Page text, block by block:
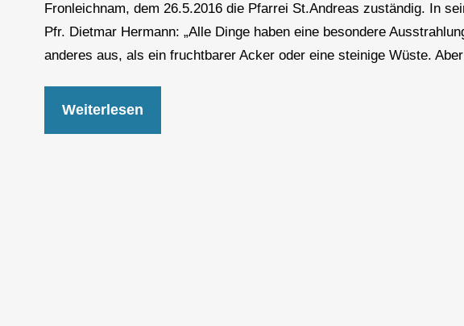
Fronleichnam, dem 26.5.2016 die Pfarrei St.Andreas zuständig. In
Pfr. Dietmar Hermann: „Alle Dinge haben eine besondere
anderes aus, als ein fruchtbarer Acker oder eine steinige Wüste.
Weiterlesen